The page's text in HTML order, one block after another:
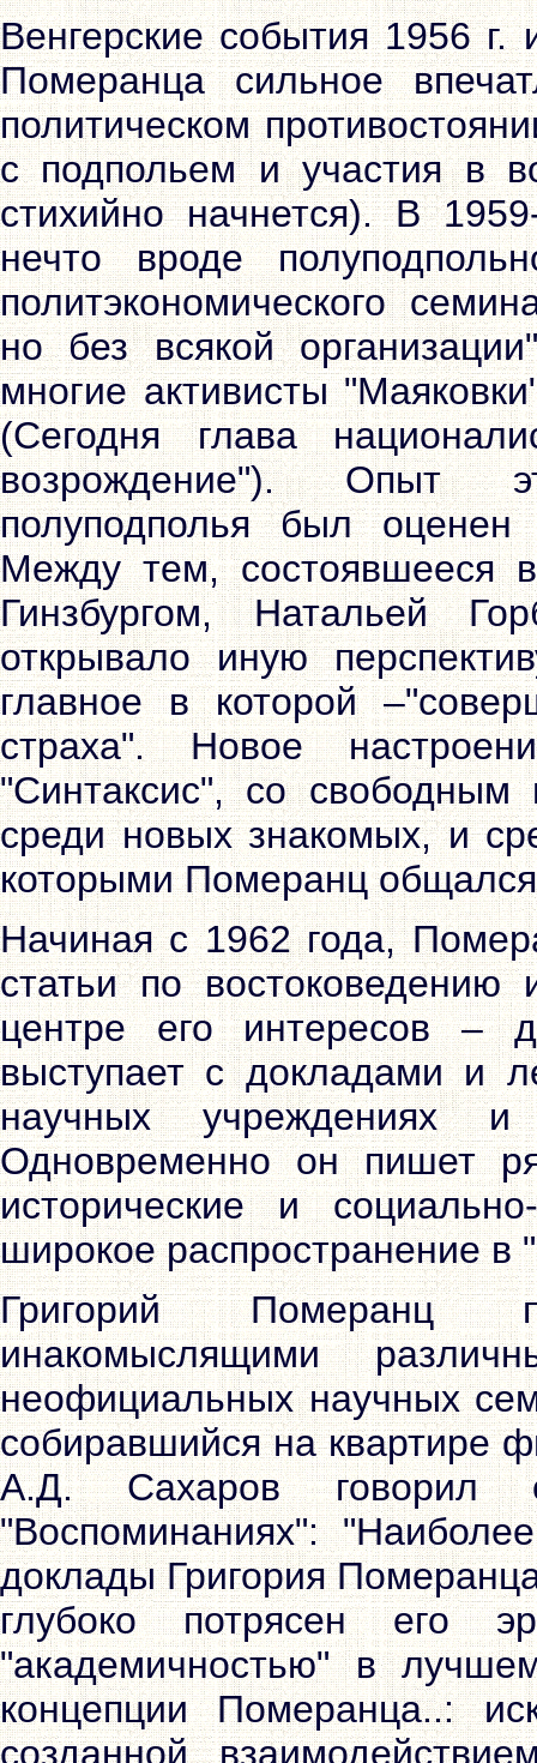
Венгерские события 1956
Померанца сильное
политическом
с подпольем и участия в
стихийно начнется). В
нечто вроде
политэкономического
но без всякой
многие активисты
(Сегодня глава
возрождение"). Опыт
полуподполья был
Между тем, состоявшееся
Гинзбургом, Натальей
открывало иную
главное в которой
страха". Новое
"Синтаксис", со
среди новых знакомых, и
которыми Померанц
Начиная с 1962 года,
статьи по востоковедению
центре его интересов –
выступает с докладами и
научных учреждениях
Одновременно он пишет
исторические и
широкое распространение в
Григорий Померанц
инакомыслящими
неофициальных научных
собиравшийся на квартире
А.Д. Сахаров
"Воспоминаниях":
доклады Григория
глубоко потрясен его
"академичностью" в
концепции Померанца..:
созданной